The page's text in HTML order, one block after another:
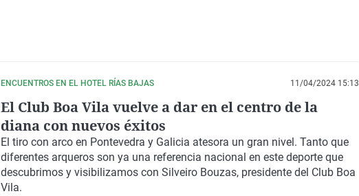
ENCUENTROS EN EL HOTEL RÍAS BAJAS 11/04/2024 15:13
El Club Boa Vila vuelve a dar en el centro de la
diana con nuevos éxitos
El tiro con arco en Pontevedra y Galicia atesora un gran nivel. Tanto que
diferentes arqueros son ya una referencia nacional en este deporte que
descubrimos y visibilizamos con Silveiro Bouzas, presidente del Club Boa
Vila.